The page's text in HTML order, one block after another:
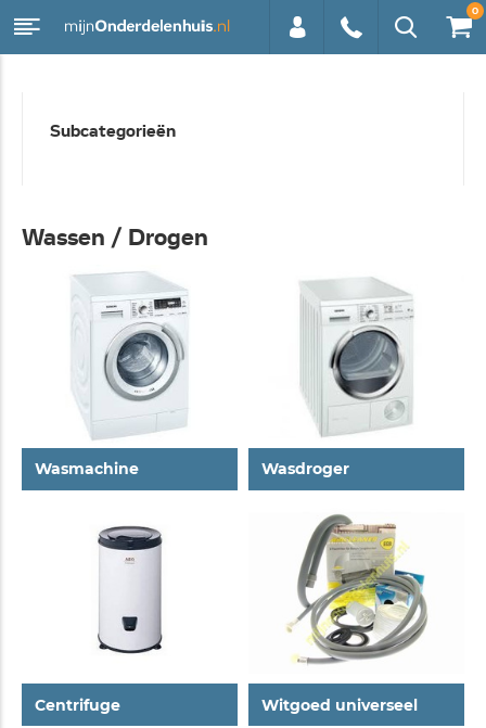
0
Subcategorieën
Wassen / Drogen
Wasmachine Wasdroger
Centrifuge Witgoed universeel